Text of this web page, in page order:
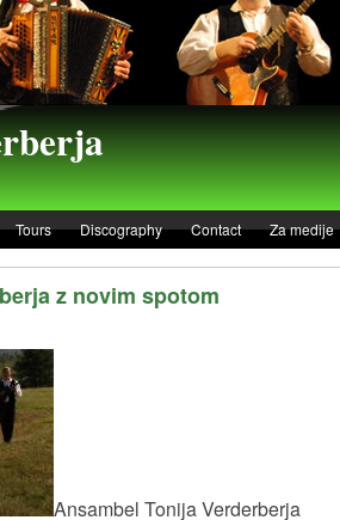
Tours Discography Contact Za medije
z novim spotom
Ansambel Tonija Verderberja
|